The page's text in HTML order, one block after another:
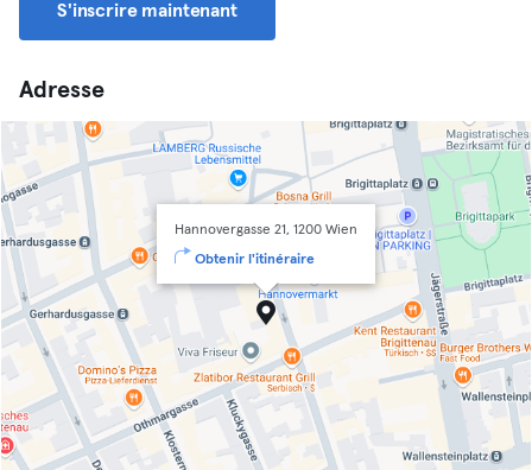
S'inscrire maintenant
Adresse
Hannovergasse 21, 1200 Wien
Obtenir l'itinéraire